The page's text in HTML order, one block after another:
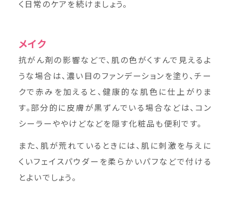
く日常のケアを続けましょう。
メイク
抗がん剤の影響などで、肌の色がくすんで見えるよ
うな場合は、濃い目のファンデーションを塗り、チー
クで赤みを加えると、健康的な肌色に仕上がりま
す。部分的に皮膚が黒ずんでいる場合などは、コン
シーラーややけどなどを隠す化粧品も便利です。
また、肌が荒れているときには、肌に刺激を与えに
くいフェイスパウダーを柔らかいパフなどで付ける
とよいでしょう。